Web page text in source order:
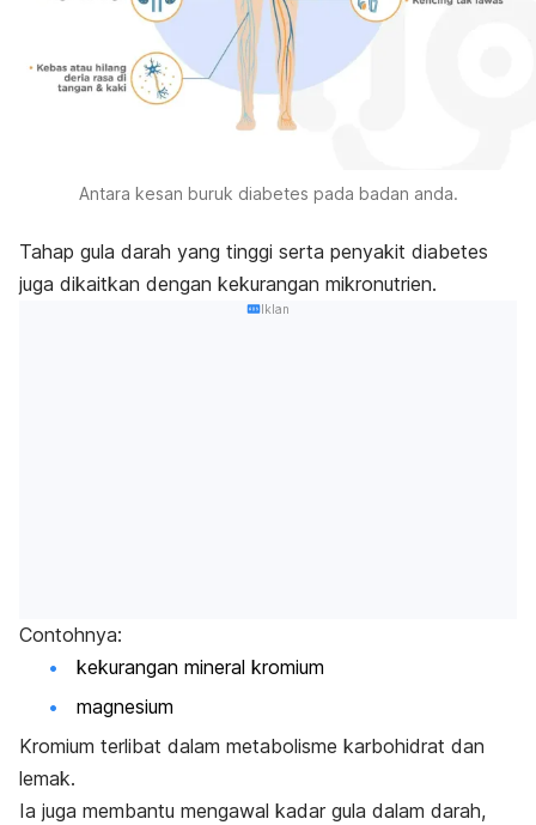
Antara kesan buruk diabetes pada badan anda.
Tahap gula darah yang tinggi serta penyakit diabetes
juga dikaitkan dengan kekurangan mikronutrien.
Iklan
Contohnya:
kekurangan mineral kromium
magnesium
Kromium terlibat dalam metabolisme karbohidrat dan
lemak.
Ia juga membantu mengawal kadar gula dalam darah,